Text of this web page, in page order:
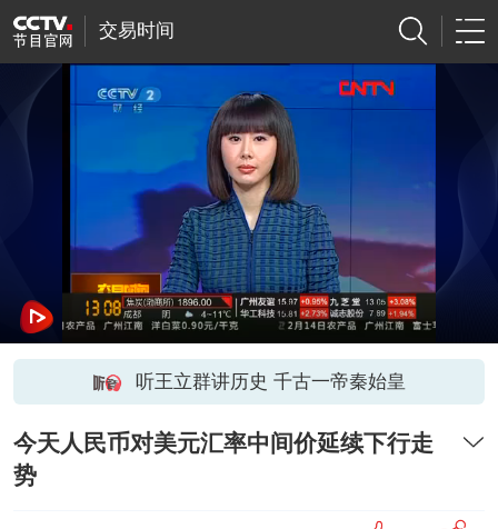
交易时间
听王立群讲历史 千古一帝秦始皇
今天人民币对美元汇率中间价延续下行走
势